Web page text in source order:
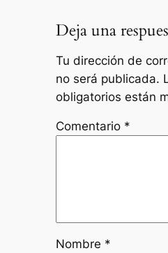
Deja una
Tu dirección de
no será publicada.
obligatorios están
Comentario *
Nombre *